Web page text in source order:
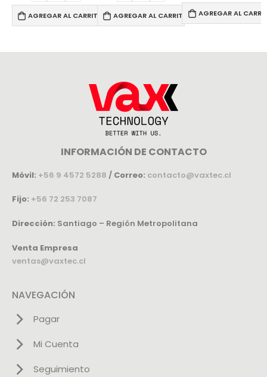
AGREGAR AL CARRITO AGREGAR AL CARRITO AGREGAR AL
INFORMACIÓN DE CONTACTO
Móvil: +56 9 4572 5288 / Correo: contacto@vaxtec.cl
Fijo: +56 72 253 7087
Dirección: Santiago – Región Metropolitana
Venta Empresa
ventas@vaxtec.cl
NAVEGACIÓN
Pagar
Mi Cuenta
Seguimiento